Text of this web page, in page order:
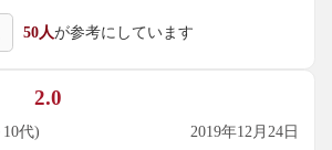
50人が参考にしています
2.0
代) 2019年12月24日